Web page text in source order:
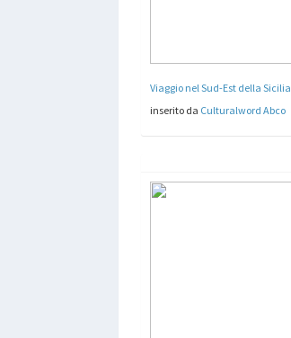
Viaggio nel Sud-Est della Sicilia
inserito da Culturalword Abco